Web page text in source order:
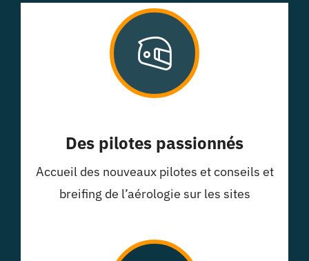
Des pilotes passionnés
Accueil des nouveaux pilotes et conseils et
breifing de l’aérologie sur les sites